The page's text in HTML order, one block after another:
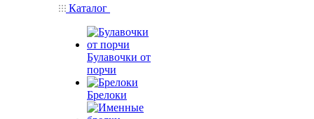
Каталог
Булавочки от
порчи
Брелоки